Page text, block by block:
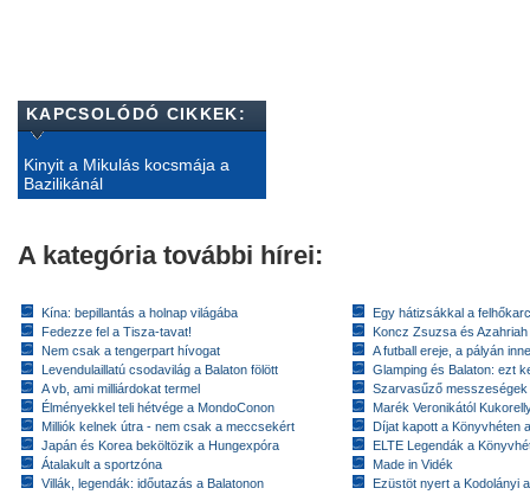
KAPCSOLÓDÓ CIKKEK:
Kinyit a Mikulás kocsmája a
Bazilikánál
A kategória további hírei:
Kína: bepillantás a holnap világába
Fedezze fel a Tisza-tavat!
Nem csak a tengerpart hívogat
Levendulaillatú csodavilág a Balaton fölött
A vb, ami milliárdokat termel
Élményekkel teli hétvége a MondoConon
Milliók kelnek útra - nem csak a meccsekért
Japán és Korea beköltözik a Hungexpóra
Átalakult a sportzóna
Villák, legendák: időutazás a Balatonon
Egy hátizsákkal a
Koncz Zsuzsa és
A futball ereje, a pályán
Glamping és Balaton: ezt
Szarvasűző messzeségek
Marék Veronikától
Díjat kapott a Könyvhéten
ELTE Legendák a
Made in Vidék
Ezüstöt nyert a Kodolányi